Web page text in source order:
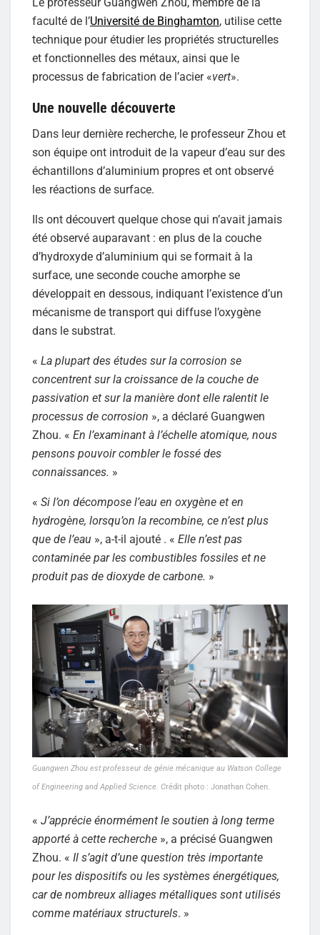
faculté de l’Université de Binghamton, utilise cette
technique pour étudier les propriétés structurelles
et fonctionnelles des métaux, ainsi que le
processus de fabrication de l’acier «vert».
Une nouvelle découverte
Dans leur dernière recherche, le professeur Zhou et
son équipe ont introduit de la vapeur d’eau sur des
échantillons d’aluminium propres et ont observé
les réactions de surface.
Ils ont découvert quelque chose qui n’avait jamais
été observé auparavant : en plus de la couche
d’hydroxyde d’aluminium qui se formait à la
surface, une seconde couche amorphe se
développait en dessous, indiquant l’existence d’un
mécanisme de transport qui diffuse l’oxygène
dans le substrat.
« La plupart des études sur la corrosion se
concentrent sur la croissance de la couche de
passivation et sur la manière dont elle ralentit le
processus de corrosion », a déclaré Guangwen
Zhou. « En l’examinant à l’échelle atomique, nous
pensons pouvoir combler le fossé des
connaissances. »
« Si l’on décompose l’eau en oxygène et en
hydrogène, lorsqu’on la recombine, ce n’est plus
que de l’eau », a-t-il ajouté . « Elle n’est pas
contaminée par les combustibles fossiles et ne
produit pas de dioxyde de carbone. »
Guangwen Zhou est professeur de génie mécanique au Watson College
of Engineering and Applied Science. Crédit photo : Jonathan Cohen.
« J’apprécie énormément le soutien à long terme
apporté à cette recherche », a précisé Guangwen
Zhou. « Il s’agit d’une question très importante
pour les dispositifs ou les systèmes énergétiques,
car de nombreux alliages métalliques sont utilisés
comme matériaux structurels. »